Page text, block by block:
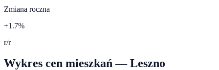
Zmiana roczna
+1.7%
r/r
Wykres cen mieszkań —Leszno